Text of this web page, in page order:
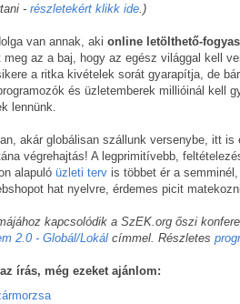
- részletekért klikk ide .)
van annak, aki online letölthető-
az a baj, hogy az egész világgal kell
a ritka kivételek sorát gyarapítja, de
és üzletemberek millióinál kell
lennünk.
akár globálisan szállunk versenybe, itt is
végrehajtás! A legprimitívebb,
alapuló üzleti terv is többet ér a
hat nyelvre, érdemes picit
kapcsolódik a SzEK.org őszi
2.0 - Globál/Lokál címmel. Részletes
írás, még ezeket ajánlom: